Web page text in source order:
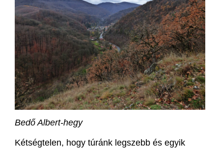
Bedő Albert-hegy
Kétségtelen, hogy túránk legszebb és egyik